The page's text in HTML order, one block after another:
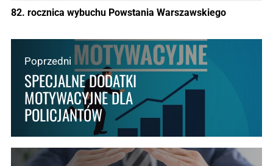
82. rocznica wybuchu Powstania Warszawskiego
Poprzedni
SPECJALNE DODATKI
MOTYWACYJNE DLA
POLICJANTÓW